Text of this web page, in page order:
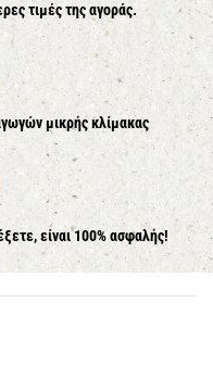
τιμές της αγοράς.
μικρής κλίμακας
είναι 100% ασφαλής!